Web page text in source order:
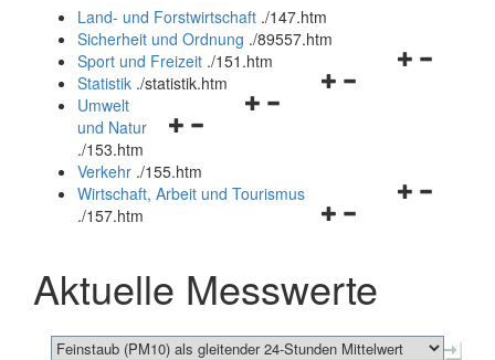
und
schließen
Land- und Forstwirtschaft ./147.htm
Sicherheit und Ordnung ./89557.htm
Navigationsmenü
Sport und Freizeit ./151.htm
Navigationsmenü
Statistik ./statistik.htm
Navigationsmenü
und
schließen
Umwelt
und Natur
./153.htm
Verkehr ./155.htm
Navigationsmenü
schließen
Wirtschaft, Arbeit und Tourismus
./157.htm
Aktuelle Messwerte